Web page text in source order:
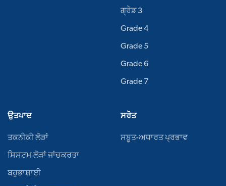
ਗ੍ਰੇਡ 3
Grade 4
Grade 5
Grade 6
Grade 7
ਉਤਪਾਦ
ਤਕਨੀਕੀ ਲੋੜਾਂ
ਸਿਸਟਮ ਲੋੜਾਂ ਜਾਂਚਕਰਤਾ
ਬਹੁਭਾਸ਼ਾਈ
ਸਰੋਤ
ਸਬੂਤ-ਅਧਾਰਤ ਪ੍ਰਭਾਵ